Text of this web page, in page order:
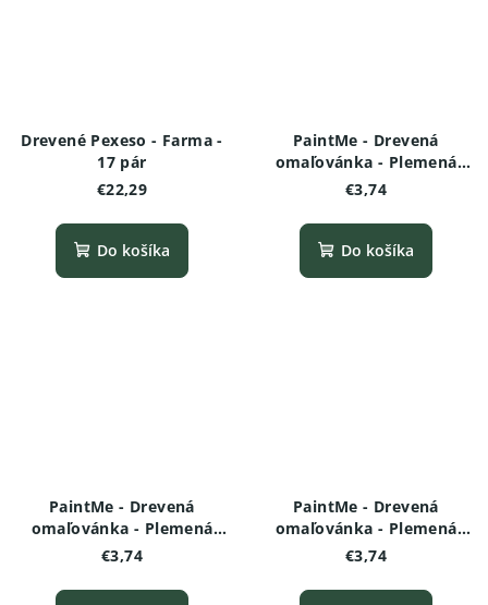
Drevené Pexeso - Farma -
17 pár
€22,29
Do košíka
PaintMe - Drevená
omaľovánka - Plemená
psov - Americký
€3,74
Do košíka
PaintMe - Drevená
omaľovánka - Plemená
psov - Rottweiler
€3,74
PaintMe - Drevená
omaľovánka - Plemená
psov - Boxer
€3,74